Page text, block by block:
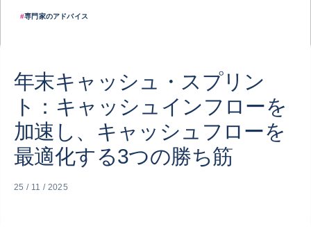
#専門家のアドバイス
年末キャッシュ・スプリン
ト：キャッシュインフローを
加速し、キャッシュフローを
最適化する3つの勝ち筋
25 / 11 / 2025